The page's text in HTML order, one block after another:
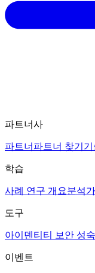
파트너사
파트너 파트너 찾기
학습
사례 연구 개요분석
도구
아이덴티티 보안 성
이벤트